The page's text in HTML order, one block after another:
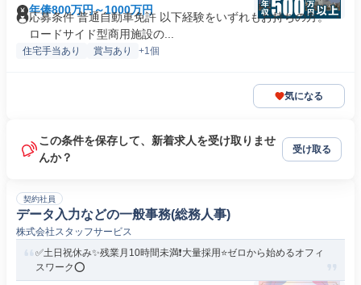
年俸800万円～1000万円
応募条件 普通自動車免許 以下経験をいずれもお持ちの方。 ・
ロードサイド型商用施設の...
住宅手当あり 賞与あり +1個
気になる
この条件を保存して、新着求人を受け取りませ
んか？
受け取る
契約社員
データ入力などの一般事務(総務人事)
株式会社スタッフサービス
✅土日祝休み✨残業月10時間未満❗️大量採用⭐ゼロから始めるオフィ
スワーク⭕️